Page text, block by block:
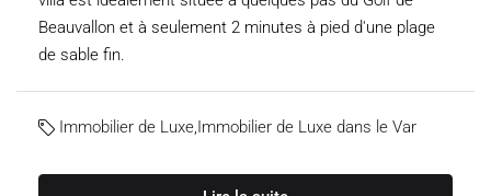
Beauvallon et à seulement 2 minutes à pied d'une plage
de sable fin.
Immobilier de Luxe,Immobilier de Luxe dans le Var